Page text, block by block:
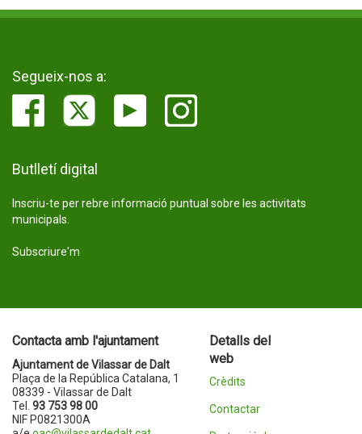
Segueix-nos a:
Butlletí digital
Inscriu-te per rebre informació puntual sobre les activitats
municipals.
Subscriure'm
Contacta amb l'ajuntament
Ajuntament de Vilassar de Dalt
Plaça de la República Catalana, 1
08339 - Vilassar de Dalt
Tel. 93 753 98 00
NIF P0821300A
Detalls del
web
Crèdits
Contactar